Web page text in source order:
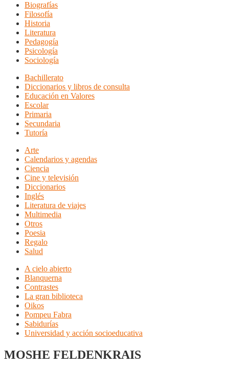
Biografías
Filosofía
Historia
Literatura
Pedagogía
Psicología
Sociología
Bachillerato
Diccionarios y libros de consulta
Educación en Valores
Escolar
Primaria
Secundaria
Tutoría
Arte
Calendarios y agendas
Ciencia
Cine y televisión
Diccionarios
Inglés
Literatura de viajes
Multimedia
Otros
Poesia
Regalo
Salud
A cielo abierto
Blanquerna
Contrastes
La gran biblioteca
Oikos
Pompeu Fabra
Sabidurías
Universidad y acción socioeducativa
MOSHE FELDENKRAIS